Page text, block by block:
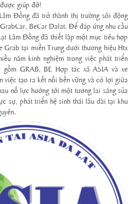
giúp đỡ!
Đồng đã trở thành thị trường sôi động
BeCar Dalat. Để đáp ứng nhu cầu
Lâm Đồng đã thiết lập một mục tiêu hợp
Grab tại miền Trung dưới thương hiệu Htx
năm kinh nghiệm trong việc phát triển
gồm GRAB, BE Hợp tác xã ASIA và xe
việc tạo ra kết nối bền vững và có lợi giữa
nỗ lực hướng tới một tương lai sáng sủa
sự, phát triển hệ sinh thái lâu dài tại khu